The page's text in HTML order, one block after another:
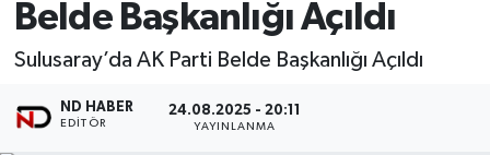
Belde Başkanlığı Açıldı
Sulusaray’da AK Parti Belde Başkanlığı Açıldı
ND HABER
EDITÖR
24.08.2025 - 20:11
YAYINLANMA